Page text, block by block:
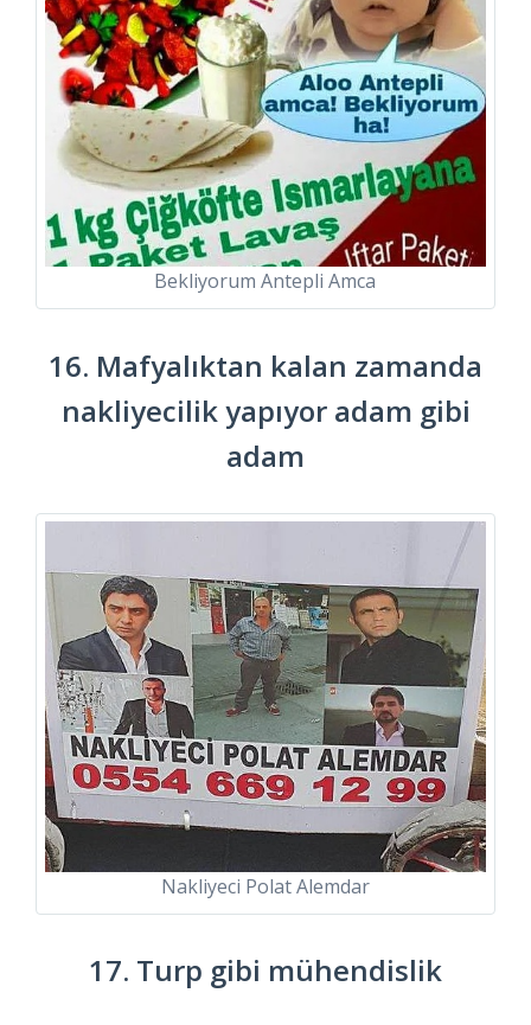
Bekliyorum Antepli Amca
16. Mafyalıktan kalan zamanda
nakliyecilik yapıyor adam gibi
adam
Nakliyeci Polat Alemdar
17. Turp gibi mühendislik